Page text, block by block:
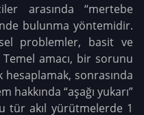
arasında “mertebe
bulunma yöntemidir.
problemler, basit ve
Temel amacı, bir sorunu
sonrasında
hakkında “aşağı yukarı”
tür akıl yürütmelerde 1